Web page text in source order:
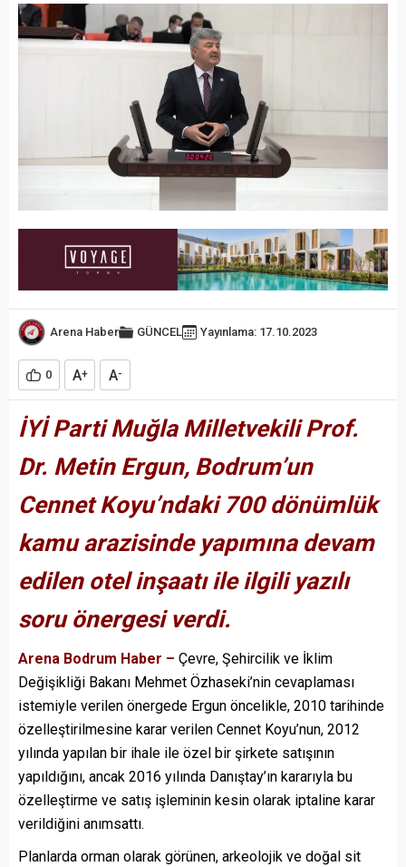
Arena Haber GÜNCEL Yayınlama: 17.10.2023
0 A+ A-
İYİ Parti Muğla Milletvekili Prof.
Dr. Metin Ergun, Bodrum’un
Cennet Koyu’ndaki 700 dönümlük
kamu arazisinde yapımına devam
edilen otel inşaatı ile ilgili yazılı
soru önergesi verdi.
Arena Bodrum Haber – Çevre, Şehircilik ve İklim
Değişikliği Bakanı Mehmet Özhaseki’nin cevaplaması
istemiyle verilen önergede Ergun öncelikle, 2010 tarihinde
özelleştirilmesine karar verilen Cennet Koyu’nun, 2012
yılında yapılan bir ihale ile özel bir şirkete satışının
yapıldığını, ancak 2016 yılında Danıştay’ın kararıyla bu
özelleştirme ve satış işleminin kesin olarak iptaline karar
verildiğini anımsattı.
Planlarda orman olarak görünen, arkeolojik ve doğal sit